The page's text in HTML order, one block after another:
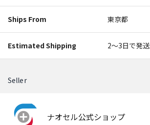
Ships From 東京都
Estimated Shipping 2〜3日で発送
Seller
ナオセル公式ショップ